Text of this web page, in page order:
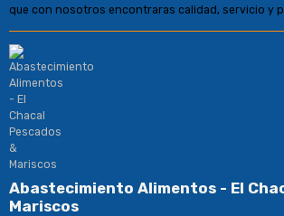
que con nosotros encontraras calidad, servicio y
Abastecimiento Alimentos - El
Mariscos